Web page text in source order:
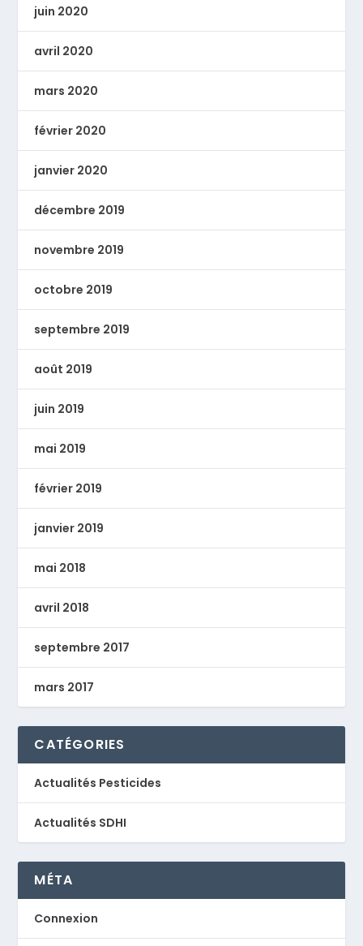
juin 2020
avril 2020
mars 2020
février 2020
janvier 2020
décembre 2019
novembre 2019
octobre 2019
septembre 2019
août 2019
juin 2019
mai 2019
février 2019
janvier 2019
mai 2018
avril 2018
septembre 2017
mars 2017
CATÉGORIES
Actualités Pesticides
Actualités SDHI
MÉTA
Connexion